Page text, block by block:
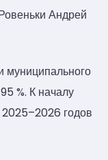
Андрей
муниципального
%. К началу
2025–2026 годов